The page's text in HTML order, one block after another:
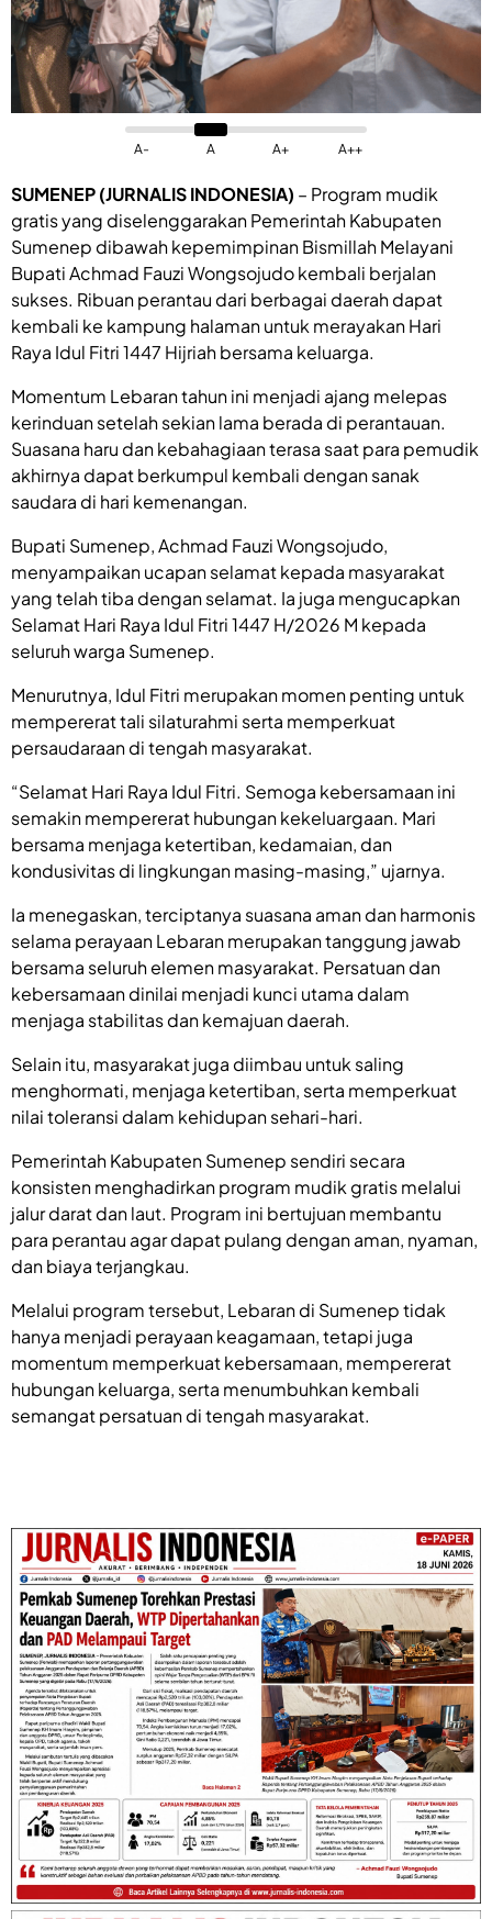
A- A A+ A++
SUMENEP (JURNALIS INDONESIA) – Program mudik
gratis yang diselenggarakan Pemerintah Kabupaten
Sumenep dibawah kepemimpinan Bismillah Melayani
Bupati Achmad Fauzi Wongsojudo kembali berjalan
sukses. Ribuan perantau dari berbagai daerah dapat
kembali ke kampung halaman untuk merayakan Hari
Raya Idul Fitri 1447 Hijriah bersama keluarga.
Momentum Lebaran tahun ini menjadi ajang melepas
kerinduan setelah sekian lama berada di perantauan.
Suasana haru dan kebahagiaan terasa saat para pemudik
akhirnya dapat berkumpul kembali dengan sanak
saudara di hari kemenangan.
Bupati Sumenep, Achmad Fauzi Wongsojudo,
menyampaikan ucapan selamat kepada masyarakat
yang telah tiba dengan selamat. Ia juga mengucapkan
Selamat Hari Raya Idul Fitri 1447 H/2026 M kepada
seluruh warga Sumenep.
Menurutnya, Idul Fitri merupakan momen penting untuk
mempererat tali silaturahmi serta memperkuat
persaudaraan di tengah masyarakat.
“Selamat Hari Raya Idul Fitri. Semoga kebersamaan ini
semakin mempererat hubungan kekeluargaan. Mari
bersama menjaga ketertiban, kedamaian, dan
kondusivitas di lingkungan masing-masing,” ujarnya.
Ia menegaskan, terciptanya suasana aman dan harmonis
selama perayaan Lebaran merupakan tanggung jawab
bersama seluruh elemen masyarakat. Persatuan dan
kebersamaan dinilai menjadi kunci utama dalam
menjaga stabilitas dan kemajuan daerah.
Selain itu, masyarakat juga diimbau untuk saling
menghormati, menjaga ketertiban, serta memperkuat
nilai toleransi dalam kehidupan sehari-hari.
Pemerintah Kabupaten Sumenep sendiri secara
konsisten menghadirkan program mudik gratis melalui
jalur darat dan laut. Program ini bertujuan membantu
para perantau agar dapat pulang dengan aman, nyaman,
dan biaya terjangkau.
Melalui program tersebut, Lebaran di Sumenep tidak
hanya menjadi perayaan keagamaan, tetapi juga
momentum memperkuat kebersamaan, mempererat
hubungan keluarga, serta menumbuhkan kembali
semangat persatuan di tengah masyarakat.